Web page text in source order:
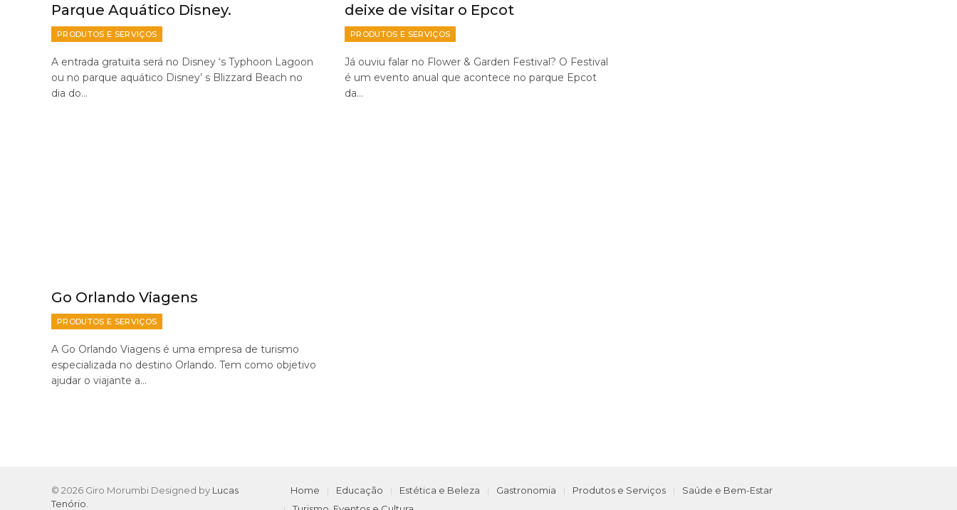
Parque Aquático Disney.
PRODUTOS E SERVIÇOS
A entrada gratuita será no Disney ‘s Typhoon Lagoon
ou no parque aquático Disney’ s Blizzard Beach no
dia do…
deixe de visitar o Epcot
PRODUTOS E SERVIÇOS
Já ouviu falar no Flower & Garden Festival? O Festival
é um evento anual que acontece no parque Epcot
da…
Go Orlando Viagens
PRODUTOS E SERVIÇOS
A Go Orlando Viagens é uma empresa de turismo
especializada no destino Orlando. Tem como objetivo
ajudar o viajante a…
© 2026 Giro Morumbi Designed by Lucas
Tenório
Home Educação Estética e Beleza Gastronomia Produtos e Serviços
Saúde e Bem-Estar